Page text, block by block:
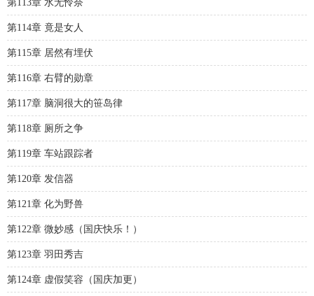
第113章 水无怜奈
第114章 竟是女人
第115章 居然有埋伏
第116章 右臂的勋章
第117章 脑洞很大的笹岛律
第118章 厕所之争
第119章 车站跟踪者
第120章 发信器
第121章 化为野兽
第122章 微妙感（国庆快乐！）
第123章 羽田秀吉
第124章 虚假笑容（国庆加更）